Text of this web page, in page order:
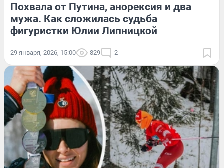
Похвала от Путина, анорексия и два
мужа. Как сложилась судьба
фигуристки Юлии Липницкой
29 января, 2026, 15:00 829 2